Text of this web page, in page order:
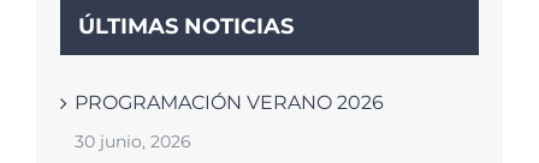
comentarios
ÚLTIMAS NOTICIAS
PROGRAMACIÓN VERANO 2026
30 junio, 2026